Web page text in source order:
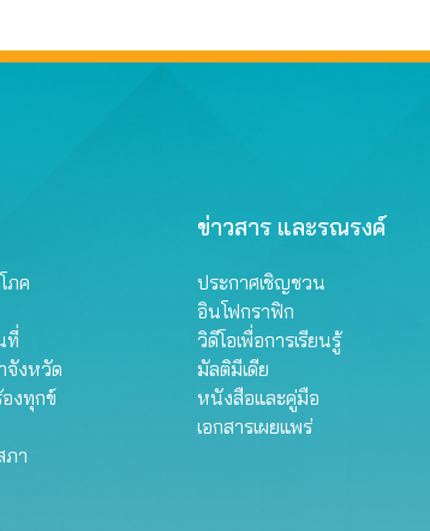
ภค
ที่
จังหวัด
องทุกข์
ภา
ข่าวสาร และรณรงค์
ประกาศเชิญชวน
อินโฟกราฟิก
วิดีโอเพื่อการเรียนรู้
มัลติมีเดีย
หนังสือและคู่มือ
เอกสารเผยแพร่